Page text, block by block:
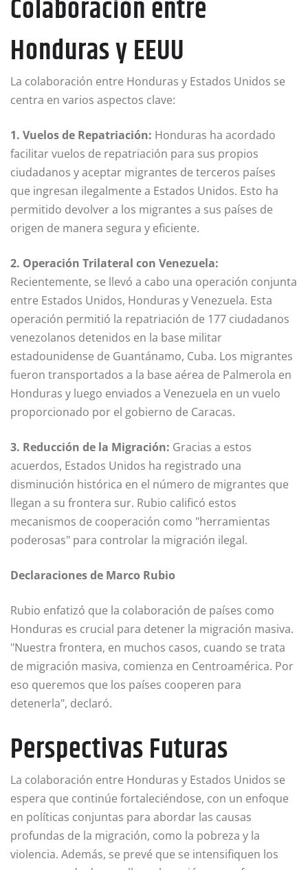
Colaboración entre
Honduras y EEUU
La colaboración entre Honduras y Estados Unidos se
centra en varios aspectos clave:
1. Vuelos de Repatriación: Honduras ha acordado
facilitar vuelos de repatriación para sus propios
ciudadanos y aceptar migrantes de terceros países
que ingresan ilegalmente a Estados Unidos. Esto ha
permitido devolver a los migrantes a sus países de
origen de manera segura y eficiente.
2. Operación Trilateral con Venezuela:
Recientemente, se llevó a cabo una operación conjunta
entre Estados Unidos, Honduras y Venezuela. Esta
operación permitió la repatriación de 177 ciudadanos
venezolanos detenidos en la base militar
estadounidense de Guantánamo, Cuba. Los migrantes
fueron transportados a la base aérea de Palmerola en
Honduras y luego enviados a Venezuela en un vuelo
proporcionado por el gobierno de Caracas.
3. Reducción de la Migración: Gracias a estos
acuerdos, Estados Unidos ha registrado una
disminución histórica en el número de migrantes que
llegan a su frontera sur. Rubio calificó estos
mecanismos de cooperación como "herramientas
poderosas" para controlar la migración ilegal.
Declaraciones de Marco Rubio
Rubio enfatizó que la colaboración de países como
Honduras es crucial para detener la migración masiva.
"Nuestra frontera, en muchos casos, cuando se trata
de migración masiva, comienza en Centroamérica. Por
eso queremos que los países cooperen para
detenerla", declaró.
Perspectivas Futuras
La colaboración entre Honduras y Estados Unidos se
espera que continúe fortaleciéndose, con un enfoque
en políticas conjuntas para abordar las causas
profundas de la migración, como la pobreza y la
violencia. Además, se prevé que se intensifiquen los